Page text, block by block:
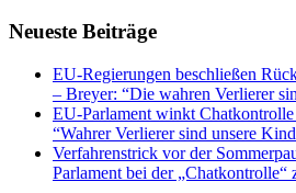
Neueste Beiträge
EU-Regierungen beschließen
– Breyer: “Die wahren Verlierer
EU-Parlament winkt
“Wahrer Verlierer sind unsere
Verfahrenstrick vor der
Parlament bei der „Chatkontrolle“